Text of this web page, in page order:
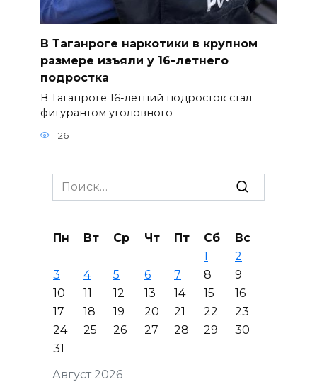
В Таганроге наркотики в крупном
размере изъяли у 16-летнего
подростка
В Таганроге 16-летний подросток стал
фигурантом уголовного
126
Search
for:
Август 2026
Пн Вт Ср Чт Пт Сб
Вс
1
2
3
4 5 6 7 8
9
10
11 12 13 14 15
16
17
18 19 20 21 22
23
24
25 26 27 28 29
30
31